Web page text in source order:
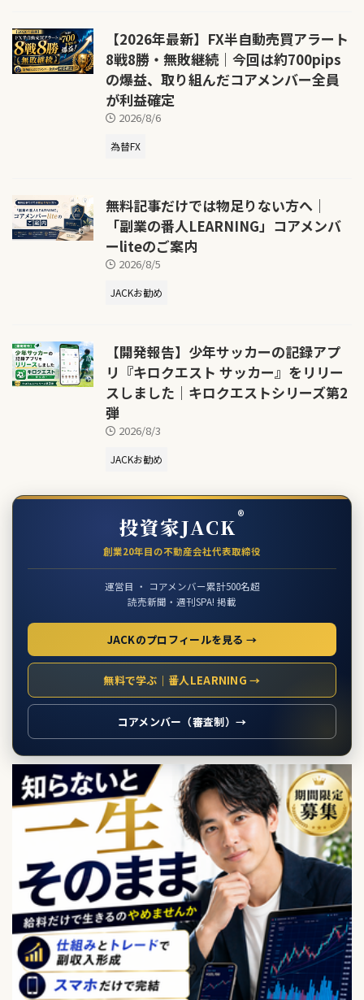
【2026年最新】FX半自動売買アラート
8戦8勝・無敗継続｜今回は約700pips
の爆益、取り組んだコアメンバー全員
が利益確定
2026/8/6
為替FX
無料記事だけでは物足りない方へ｜
「副業の番人LEARNING」コアメンバ
ーliteのご案内
2026/8/5
JACKお勧め
【開発報告】少年サッカーの記録アプ
リ『キロクエスト サッカー』をリリー
スしました｜キロクエストシリーズ第2
弾
2026/8/3
JACKお勧め
投資家JACK®
創業20年目の不動産会社代表取締役
運営目 ・ コアメンバー累計500名超
読売新聞・週刊SPA! 掲載
JACKのプロフィールを見る →
無料で学ぶ｜番人LEARNING →
コアメンバー（審査制）→